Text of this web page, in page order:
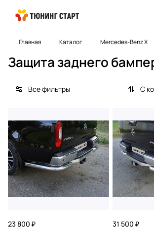
Главная Каталог Mercedes-Benz X
Защита заднего
Все фильтры С
23 800 ₽
31 500 ₽